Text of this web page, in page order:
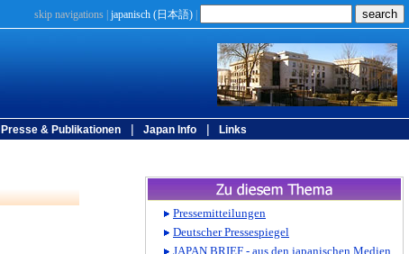
skip navigations japanisch (日本語)
Presse & Publikationen | Japan Info | Links